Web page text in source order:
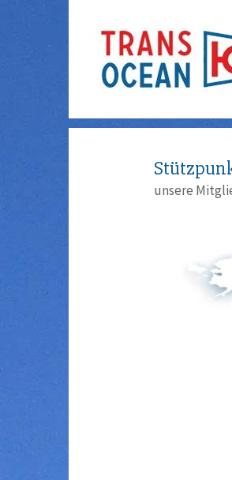
unsere